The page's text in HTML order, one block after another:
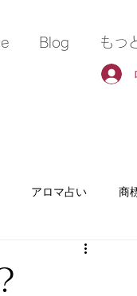
Blog もっ
アロマ占い 商